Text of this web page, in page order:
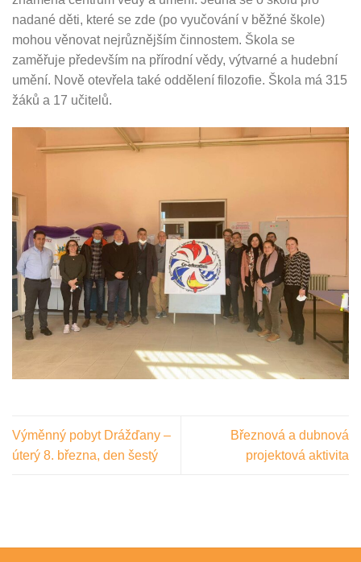
nadané děti, které se zde (po vyučování v běžné škole)
mohou věnovat nejrůznějším činnostem. Škola se
zaměřuje především na přírodní vědy, výtvarné a hudební
umění. Nově otevřela také oddělení filozofie. Škola má 315
žáků a 17 učitelů.
Výměnný pobyt Drážďany –
úterý 8. března, den šestý
Březnová a dubnová
projektová aktivita